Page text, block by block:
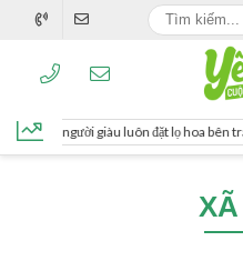
người giàu luôn đặt lọ hoa bên trái